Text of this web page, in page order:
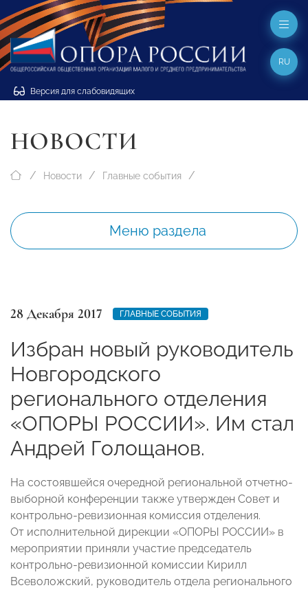
Версия для слабовидящих
RU
НОВОСТИ
Новости Главные события
Меню раздела
28 Декабря 2017 ГЛАВНЫЕ СОБЫТИЯ
Избран новый руководитель
Новгородского
регионального отделения
«ОПОРЫ РОССИИ». Им стал
Андрей Голощанов.
На состоявшейся очередной региональной отчетно-
выборной конференции также утвержден Совет и
контрольно-ревизионная комиссия отделения.
От исполнительной дирекции «ОПОРЫ РОССИИ» в
мероприятии приняли участие председатель
контрольно-ревизионной комиссии Кирилл
Всеволожский, руководитель отдела регионального